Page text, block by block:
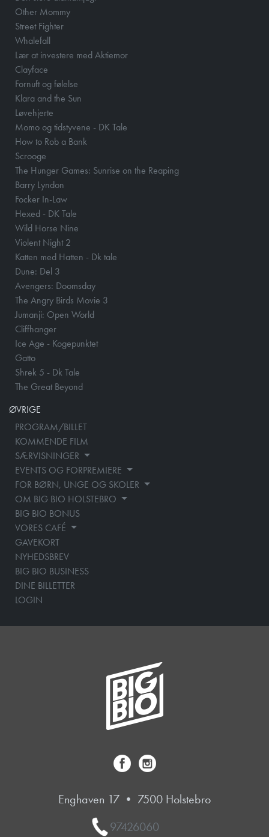
Other Mommy
Street Fighter
Whalefall
Lær at investere med Aktiemor
Clayface
Fornuft og følelse
Klara and the Sun
Løvehjerte
Momo og tidstyvene - DK Tale
How to Rob a Bank
Scrooge
The Hunger Games: Sunrise on the Reaping
Barry Lyndon
Focker In-Law
Hexed - DK Tale
Wild Horse Nine
Violent Night 2
Katten med Hatten - Dk tale
Dune: Del 3
Avengers: Doomsday
The Angry Birds Movie 3
Jumanji: Open World
Cliffhanger
Ice Age - Kogepunktet
Gatto
Shrek 5 - Dk Tale
The Great Beyond
ØVRIGE
PROGRAM/BILLET
KOMMENDE FILM
SÆRVISNINGER
EVENTS OG FORPREMIERE
FOR BØRN, UNGE OG SKOLER
OM BIG BIO HOLSTEBRO
BIG BIO BONUS
VORES CAFÉ
GAVEKORT
NYHEDSBREV
BIG BIO BUSINESS
DINE BILLETTER
LOGIN
Enghaven 17 • 7500 Holstebro
97426060